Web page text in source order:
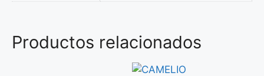
Productos relacionados